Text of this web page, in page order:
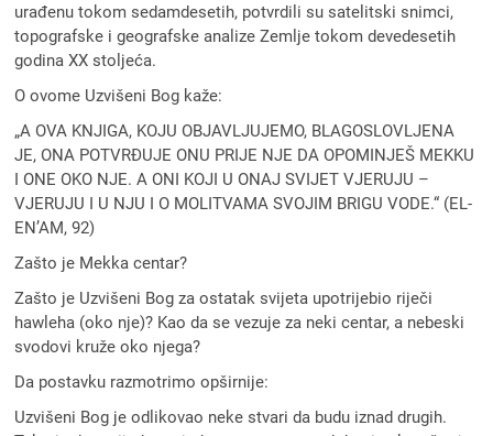
urađenu tokom sedamdesetih, potvrdili su satelitski snimci,
topografske i geografske analize Zemlje tokom devedesetih
godina XX stoljeća.
O ovome Uzvišeni Bog kaže:
„A OVA KNJIGA, KOJU OBJAVLJUJEMO, BLAGOSLOVLJENA
JE, ONA POTVRĐUJE ONU PRIJE NJE DA OPOMINJEŠ MEKKU
I ONE OKO NJE. A ONI KOJI U ONAJ SVIJET VJERUJU –
VJERUJU I U NJU I O MOLITVAMA SVOJIM BRIGU VODE.“ (EL-
EN’AM, 92)
Zašto je Mekka centar?
Zašto je Uzvišeni Bog za ostatak svijeta upotrijebio riječi
hawleha (oko nje)? Kao da se vezuje za neki centar, a nebeski
svodovi kruže oko njega?
Da postavku razmotrimo opširnije:
Uzvišeni Bog je odlikovao neke stvari da budu iznad drugih.